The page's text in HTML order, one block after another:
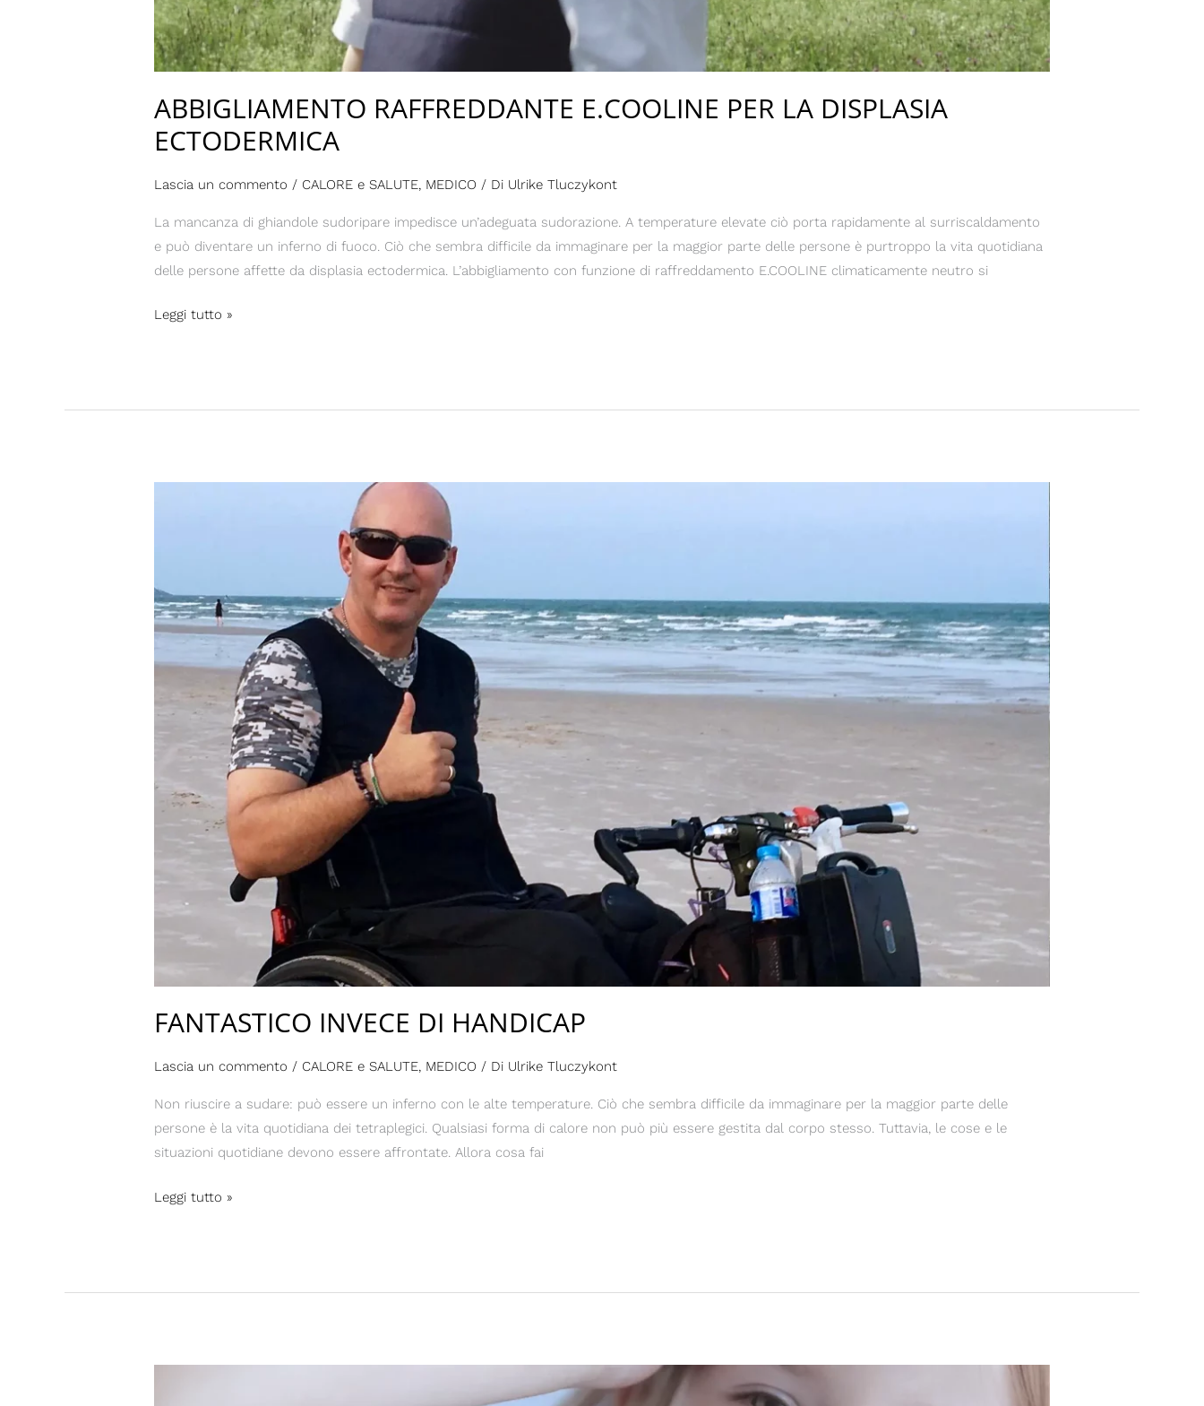
ABBIGLIAMENTO RAFFREDDANTE E.COOLINE PER LA DISPLASIA
ECTODERMICA
Lascia un commento / CALORE e SALUTE, MEDICO / Di Ulrike Tluczykont
La mancanza di ghiandole sudoripare impedisce un’adeguata sudorazione. A temperature elevate ciò porta rapidamente al surriscaldamento
e può diventare un inferno di fuoco. Ciò che sembra difficile da immaginare per la maggior parte delle persone è purtroppo la vita quotidiana
delle persone affette da displasia ectodermica. L’abbigliamento con funzione di raffreddamento E.COOLINE climaticamente neutro si
Leggi tutto »
FANTASTICO INVECE DI HANDICAP
Lascia un commento / CALORE e SALUTE, MEDICO / Di Ulrike Tluczykont
Non riuscire a sudare: può essere un inferno con le alte temperature. Ciò che sembra difficile da immaginare per la maggior parte delle
persone è la vita quotidiana dei tetraplegici. Qualsiasi forma di calore non può più essere gestita dal corpo stesso. Tuttavia, le cose e le
situazioni quotidiane devono essere affrontate. Allora cosa fai
Leggi tutto »